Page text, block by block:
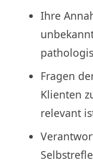
Ihre
Fragen
Klienten
relevant